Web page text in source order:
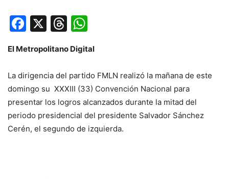
Facebook
X Threads
El Metropolitano Digital
La dirigencia del partido FMLN realizó la mañana de este
domingo su XXXIII (33) Convención Nacional para
presentar los logros alcanzados durante la mitad del
periodo presidencial del presidente Salvador Sánchez
Cerén, el segundo de izquierda.